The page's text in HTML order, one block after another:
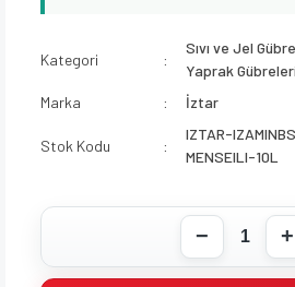
Kategori
Sıvı ve Jel
Yaprak Gübreleri
Marka
İztar
Stok Kodu
IZTAR-
MENSEILI-10L